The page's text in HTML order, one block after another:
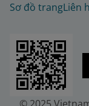
Sơ đồ trangLiên